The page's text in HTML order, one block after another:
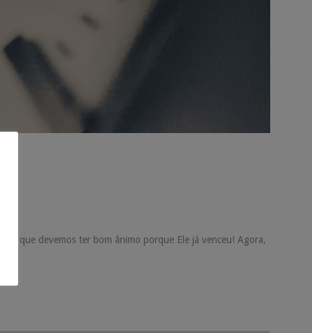
que devemos ter bom ânimo porque Ele já venceu! Agora,